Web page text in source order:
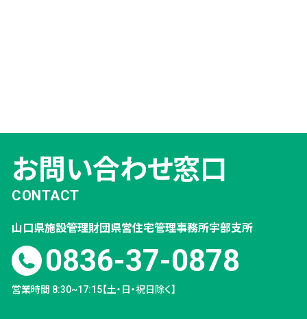
お問い合わせ窓口
CONTACT
山口県施設管理財団県営住宅管理事務所宇部支所
0836-37-0878
営業時間 8:30~17:15【土・日・祝日除く】